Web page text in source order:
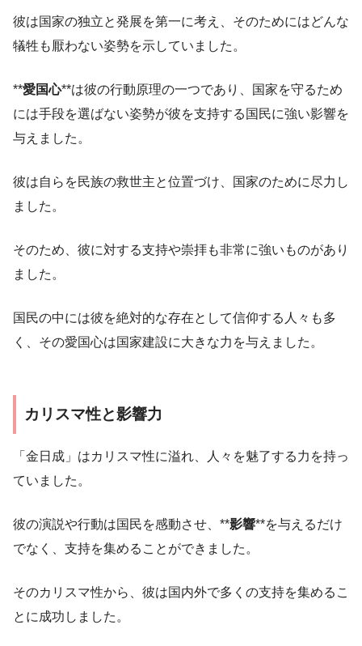
彼は国家の独立と発展を第一に考え、そのためにはどんな
犠牲も厭わない姿勢を示していました。
**愛国心**は彼の行動原理の一つであり、国家を守るため
には手段を選ばない姿勢が彼を支持する国民に強い影響を
与えました。
彼は自らを民族の救世主と位置づけ、国家のために尽力し
ました。
そのため、彼に対する支持や崇拝も非常に強いものがあり
ました。
国民の中には彼を絶対的な存在として信仰する人々も多
く、その愛国心は国家建設に大きな力を与えました。
カリスマ性と影響力
「金日成」はカリスマ性に溢れ、人々を魅了する力を持っ
ていました。
彼の演説や行動は国民を感動させ、**影響**を与えるだけ
でなく、支持を集めることができました。
そのカリスマ性から、彼は国内外で多くの支持を集めるこ
とに成功しました。